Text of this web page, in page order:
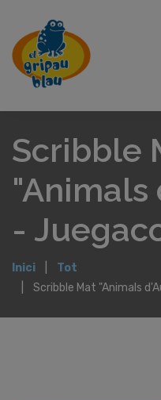
Scribble
"Animals
-
Inici
Tot
Scribble Mat "Animals